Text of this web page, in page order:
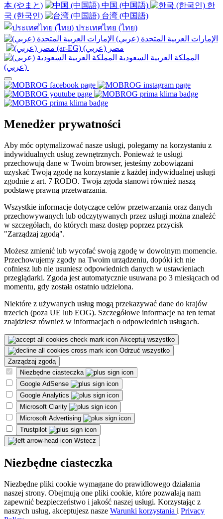
本 (やまと)
中国 (中国語)
한
국 (한국인)
台湾 (中国語)
ประเทศไทย (ไทย)
Menedżer prywatności
Aby móc optymalizować nasze usługi, polegamy na korzystaniu z
indywidualnych usług zewnętrznych. Ponieważ te usługi
przechowują dane w Twoim browser, jesteśmy zobowiązani
uzyskać Twoją zgodę na korzystanie z każdej indywidualnej usługi
zgodnie z art. 7 RODO. Twoja zgoda stanowi również naszą
podstawę prawną przetwarzania.
Wszystkie informacje dotyczące celów przetwarzania oraz danych
przechowywanych lub odczytywanych przez usługi można znaleźć
w szczegółach, do których masz dostęp poprzez przycisk
"Zarządzaj zgodą".
Możesz zmienić lub wycofać swoją zgodę w dowolnym momencie.
Przechowujemy zgody na Twoim urządzeniu, dopóki ich nie
cofniesz lub nie usuniesz odpowiednich danych w ustawieniach
przeglądarki. Zgoda jest automatycznie usuwana po 3 miesiącach od
momentu, gdy została ostatnio udzielona.
Niektóre z używanych usług mogą przekazywać dane do krajów
trzecich (poza UE lub EOG). Szczegółowe informacje na ten temat
znajdziesz również w informacjach o odpowiednich usługach.
Akceptuj wszystko
Odrzuć wszystko
Zarządzaj zgodą
Niezbędne ciasteczka
Google AdSense
Google Analytics
Microsoft Clarity
Microsoft Advertising
Trustpilot
Wstecz
Niezbędne ciasteczka
Niezbędne pliki cookie wymagane do prawidłowego działania
naszej strony. Obejmują one pliki cookie, które pozwalają nam
zapewnić bezpieczeństwo i jakość naszej usługi. Korzystając z
naszych usług, akceptujesz nasze Warunki korzystania i Privacy